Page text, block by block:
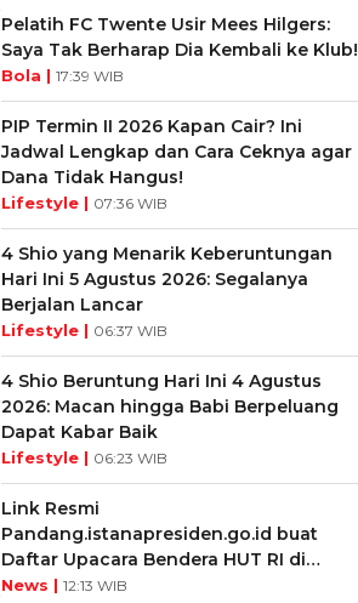
Pelatih FC Twente Usir Mees Hilgers:
Saya Tak Berharap Dia Kembali ke Klub!
Bola | 17:39 WIB
PIP Termin II 2026 Kapan Cair? Ini
Jadwal Lengkap dan Cara Ceknya agar
Dana Tidak Hangus!
Lifestyle | 07:36 WIB
4 Shio yang Menarik Keberuntungan
Hari Ini 5 Agustus 2026: Segalanya
Berjalan Lancar
Lifestyle | 06:37 WIB
4 Shio Beruntung Hari Ini 4 Agustus
2026: Macan hingga Babi Berpeluang
Dapat Kabar Baik
Lifestyle | 06:23 WIB
Link Resmi
Pandang.istanapresiden.go.id buat
Daftar Upacara Bendera HUT RI di
Istana Negara
News | 12:13 WIB